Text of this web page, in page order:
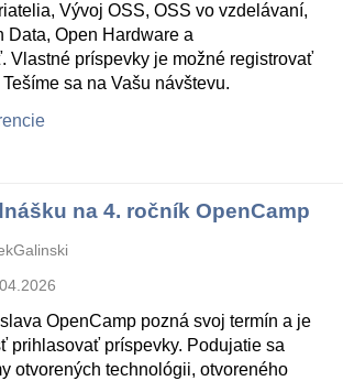
Vývoj OSS, OSS vo vzdelávaní,
Data, Open Hardware a
Vlastné príspevky je možné registrovať
sa na Vašu návštevu.
na 4. ročník OpenCamp
OpenCamp pozná svoj termín a je
prihlasovať príspevky. Podujatie sa
otvorených technológii, otvoreného